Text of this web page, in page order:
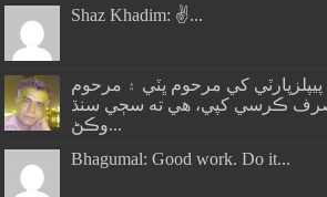
Shaz Khadim: ✌️...
پيپلزپارٽي کي مرحوم ڀٽي ۽ مرحوم
صرف ڪرسي کپي، هي ته سڄي سنڌ
وڪڻ...
Bhagumal: Good work. Do it...